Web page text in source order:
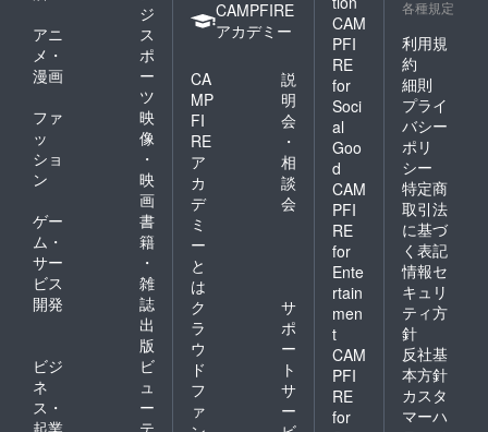
ジ
アニ
メ・
漫画
ス
ポ
ー
ツ
ファ
ッ
ショ
ン
映
像
・
映
画
ゲー
ム・
サー
ビス
開発
書
籍
・
雑
誌
出
版
ビジ
ネ
ス・
起業
ビ
ュ
ー
テ
CAMPFIRE
アカデミー
CA
MP
FI
RE
ア
カ
デ
ミ
ー
と
は
説
明
会
・
相
談
会
ク
ラ
ウ
ド
フ
ァ
サ
ポ
ー
ト
サ
ー
CAM
PFI
RE
for
Soci
al
Goo
d
CAM
PFI
RE
for
Ente
rtain
men
t
CAM
PFI
RE
for
各種規定
利用規
約
細則
プライ
バシー
ポリ
シー
特定商
取引法
に基づ
く表記
情報セ
キュリ
ティ方
針
反社基
本方針
カスタ
マーハ